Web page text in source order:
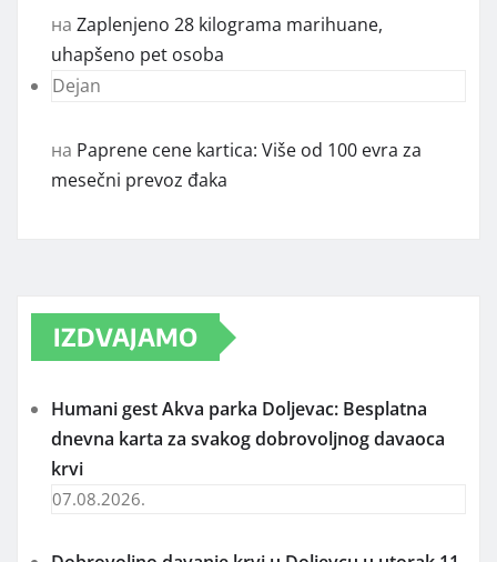
на Zaplenjeno 28 kilograma marihuane,
uhapšeno pet osoba
Dejan
на Paprene cene kartica: Više od 100 evra za
mesečni prevoz đaka
IZDVAJAMO
Humani gest Akva parka Doljevac: Besplatna
dnevna karta za svakog dobrovoljnog davaoca
krvi
07.08.2026.